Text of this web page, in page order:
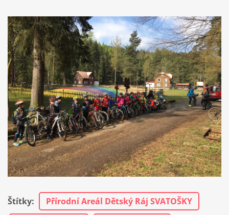
Štítky:
Přírodní Areál Dětský Ráj SVATOŠKY